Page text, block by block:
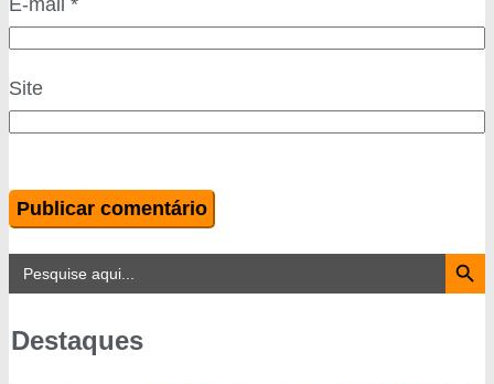
E-mail *
Site
Search
for:
Search Button
Destaques